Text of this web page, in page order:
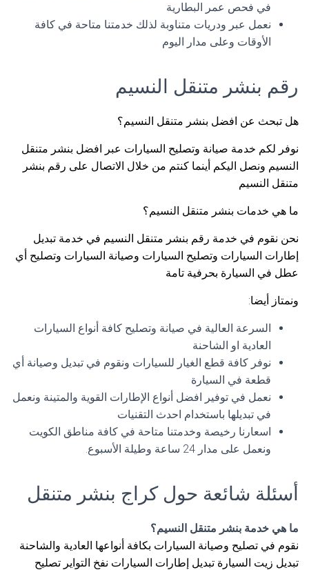
في فحص عمر البطارية
نعمل عبر ودريات متناوبة لذلك خدمتنا متاحة في كافة
الأوقات وعلى مدار اليوم
رقم بنشر متنقل النسيم
هل تبحث عن افضل بنشر متنقل النسيم؟
نوفر لكم خدمة صيانة وتصليح السيارات عبر افضل بنشر متنقل
النسيم ونصل اليكم أينما كنتم من خلال الاتصال على رقم بنشر
متنقل النسيم
ما هي خدمات بنشر متنقل النسيم؟
نحن نقوم في خدمة رقم بنشر متنقل النسيم في خدمة تبديل
إطارات السيارات وتصليح السيارات وصيانة السيارات وتصليح أي
عطل في السيارة بحرفية تامة
ونمتاز أيضا:
السرعة العالية في صيانة وتصليح كافة أنواع السيارات
العادية او الشاحنة
نوفر كافة قطع الغيار للسيارات ونقوم في تبديل وصيانة أي
قطعة في السيارة
نعمل في توفير افضل أنواع الإطارات القوية والمتينة ونعمل
في تبديلها باستخدام احدث التقنيات
اسعارنا رخيصة وخدمتنا متاحة في كافة مناطق الكويت
ونعمل على مدار 24 ساعة وطيلة الأسبوع.
أسئلة شائعة حول كراج بنشر متنقل
ما هي خدمة بنشر متنقل النسيم؟
نقوم في تصليح وصيانة السيارات بكافة أنواعها العادية والشاحنة
تبديل زيت السيارة تبديل إطارات السيارات نفخ التواير تصليح